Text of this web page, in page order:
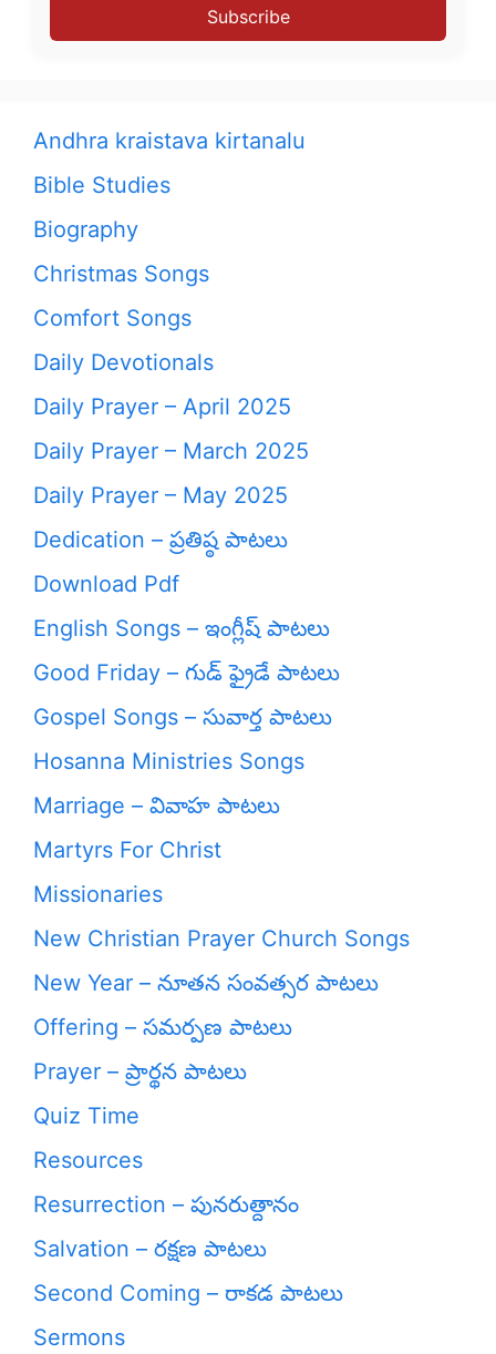
Subscribe
Andhra kraistava kirtanalu
Bible Studies
Biography
Christmas Songs
Comfort Songs
Daily Devotionals
Daily Prayer – April 2025
Daily Prayer – March 2025
Daily Prayer – May 2025
Dedication – ప్రతిష్ఠ పాటలు
Download Pdf
English Songs – ఇంగ్లీష్ పాటలు
Good Friday – గుడ్ ఫ్రైడే పాటలు
Gospel Songs – సువార్త పాటలు
Hosanna Ministries Songs
Marriage – వివాహ పాటలు
Martyrs For Christ
Missionaries
New Christian Prayer Church Songs
New Year – నూతన సంవత్సర పాటలు
Offering – సమర్పణ పాటలు
Prayer – ప్రార్థన పాటలు
Quiz Time
Resources
Resurrection – పునరుత్దానం
Salvation – రక్షణ పాటలు
Second Coming – రాకడ పాటలు
Sermons